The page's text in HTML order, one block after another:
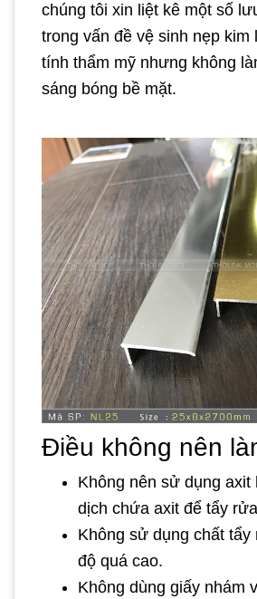
chúng tôi xin liệt kê một số
trong vấn đề vệ sinh nẹp kim
tính thẩm mỹ nhưng không
sáng bóng bề mặt.
Điều không nên
Không nên sử dụng axit
dịch chứa axit để tẩy
Không sử dụng chất tẩy
độ quá cao.
Không dùng giấy nhám